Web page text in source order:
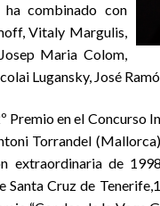
ha combinado con
Vitaly Margulis,
Maria Colom,
Lugansky, José
en el Concurso
Torrandel
extraordinaria de
Santa Cruz de